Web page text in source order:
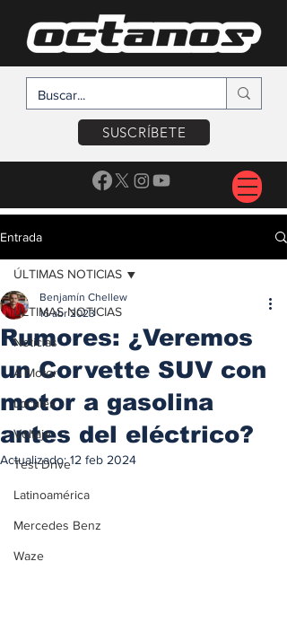
SUSCRÍBETE
Entrada
ÚLTIMAS NOTICIAS
Noticias
A Motor
Locales
Voltaje
Test Drive
Latinoamérica
Mercedes Benz
Waze
ÚLTIMAS NOTICIAS
Rumores: ¿Veremos
un Corvette SUV con
motor a gasolina
antes del eléctrico?
Benjamín Chellew
16 abr 2023
Actualizado:12 feb 2024